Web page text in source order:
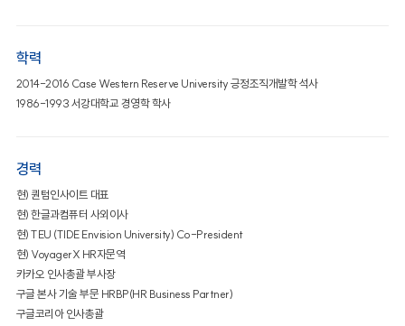
학력
2014-2016 Case Western Reserve University 긍정조직개발학 석사
1986-1993 서강대학교 경영학 학사
경력
현) 퀀텀인사이트 대표
현) 한글과컴퓨터 사외이사
현) TEU (TIDE Envision University) Co-President
현) VoyagerX HR자문역
카카오 인사총괄 부사장
구글 본사 기술 부문 HRBP(HR Business Partner)
구글코리아 인사총괄